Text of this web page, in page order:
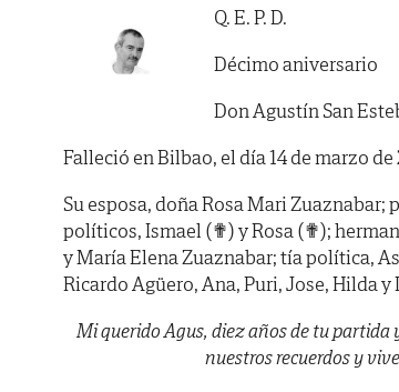
Q. E. P. D.
Décimo aniversario
Don Agustín San
Falleció en Bilbao, el día 14 de marzo de
Su esposa, doña Rosa Mari
políticos, Ismael (✟) y Rosa (✟);
y María Elena Zuaznabar; tía política,
Ricardo Agüero, Ana, Puri, Jose, Hilda
Mi querido Agus, diez años de tu partida
nuestros recuerdos y